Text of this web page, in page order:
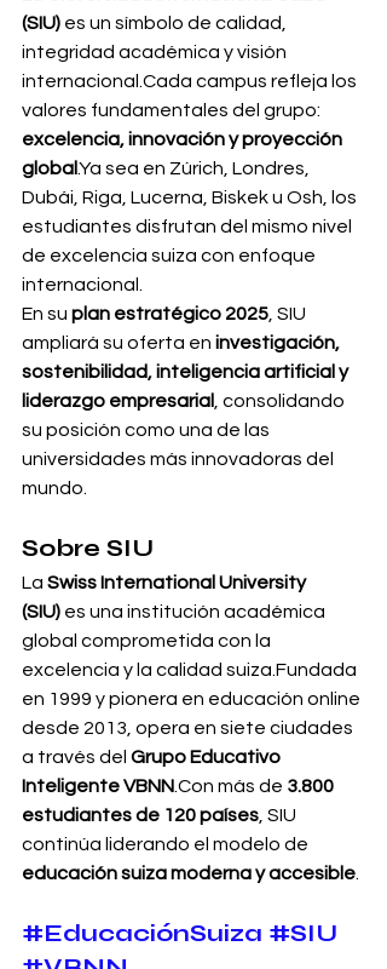
(SIU) es un símbolo de calidad,
integridad académica y visión
internacional.Cada campus refleja los
valores fundamentales del grupo:
excelencia, innovación y proyección
global .Ya sea en Zúrich, Londres,
Dubái, Riga, Lucerna, Biskek u Osh, los
estudiantes disfrutan del mismo nivel
de excelencia suiza con enfoque
internacional.
En su plan estratégico 2025 , SIU
ampliará su oferta en investigación,
sostenibilidad, inteligencia artificial y
liderazgo empresarial
, consolidando
su posición como una de las
universidades más innovadoras del
mundo.
Sobre SIU
La Swiss International University
(SIU) es una institución académica
global comprometida con la
excelencia y la calidad suiza.Fundada
en 1999 y pionera en educación online
desde 2013, opera en siete ciudades
a través del Grupo Educativo
Inteligente VBNN.Con más de 3.800
estudiantes de 120 países , SIU
continúa liderando el modelo de
educación suiza moderna y accesible
#EducaciónSuiza #SIU